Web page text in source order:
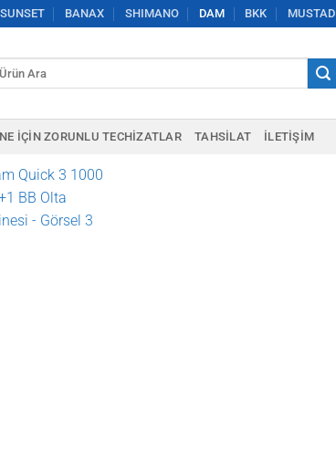
SUNSET BANAX SHIMANO DAM BKK MUSTAD
IÇIN ZORUNLU TECHIZATLAR TAHSILAT İLETIŞIM